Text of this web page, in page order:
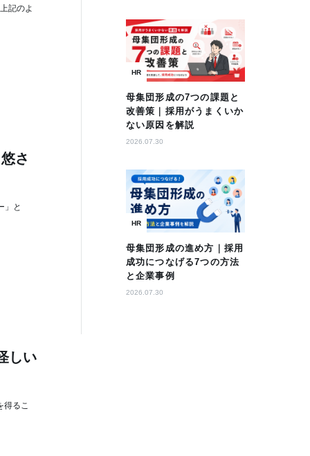
記のよ
さ
」と
しい
得るこ
HR
母集団形成の7つの課題と
改善策｜採用がうまくいか
ない原因を解説
2026.07.30
HR
母集団形成の進め方｜採用
成功につなげる7つの方法
と企業事例
2026.07.30